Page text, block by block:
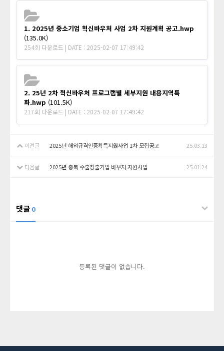
1. 2025년 중소기업 혁신바우처 사업 2차 지원계획 공고.hwp
(135.0K)
254회 다운로드 | DATE : 2025-02-07 17:49:42
2. 25년 2차 혁신바우처 프로그램별 세부지원 내용지역특
화.hwp (101.5K)
217회 다운로드 | DATE : 2025-02-07 17:49:42
이전글 2025년 해외규격인증획득지원사업 1차 모집공고 25.03.13
다음글 2025년 충북 수출창출기업 바우처 지원사업 25.01.24
댓글 0
등록된 댓글이 없습니다.